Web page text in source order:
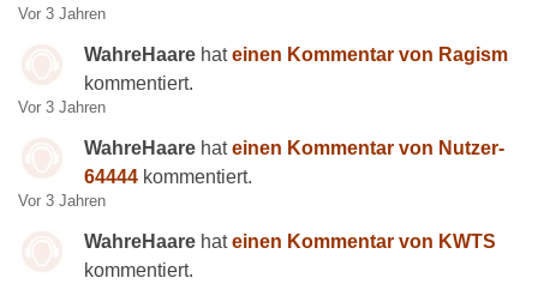
Vor 3 Jahren
WahreHaare hateinen Kommentar von Ragism
kommentiert.
Vor 3 Jahren
WahreHaare hateinen Kommentar von Nutzer-
64444 kommentiert.
Vor 3 Jahren
WahreHaare hateinen Kommentar von KWTS
kommentiert.